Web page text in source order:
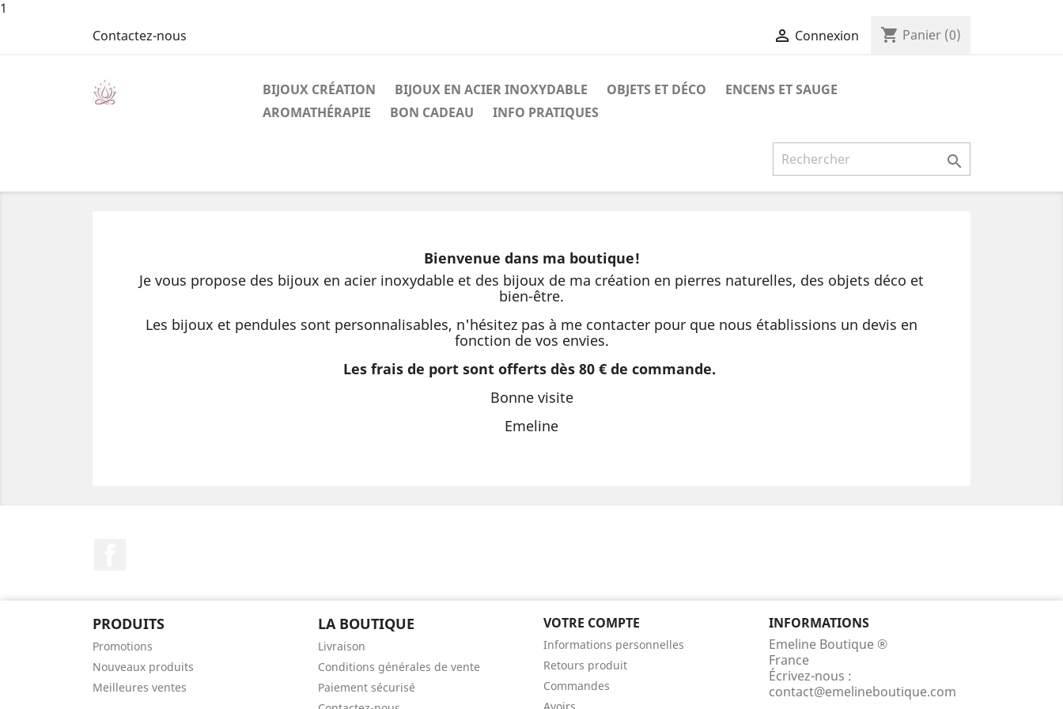
1
Contactez-nous
 Connexion shopping_cart Panier (0)
BIJOUX CRÉATION BIJOUX EN ACIER INOXYDABLE OBJETS ET DÉCO
ENCENS ET SAUGE
AROMATHÉRAPIE
BON CADEAU INFO PRATIQUES

Bienvenue dans ma boutique!
Je vous propose des bijoux en acier inoxydable et des bijoux de ma création en pierres naturelles, des objets déco et
bien-être.
Les bijoux et pendules sont personnalisables, n'hésitez pas à me contacter pour que nous établissions un devis en
fonction de vos envies.
Les frais de port sont offerts dès 80 € de commande.
Bonne visite
Emeline
PRODUITS
Promotions
Nouveaux produits
Meilleures ventes
LA BOUTIQUE
Livraison
Conditions générales de vente
Paiement sécurisé
VOTRE COMPTE
Informations personnelles
Retours produit
Commandes
INFORMATIONS
Emeline Boutique ®
France
Écrivez-nous :
contact@emelineboutique.com